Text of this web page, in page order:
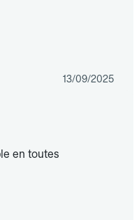
13/09/2025
en toutes